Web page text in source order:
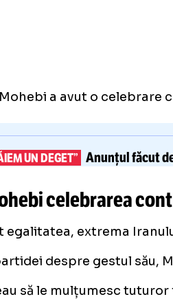
a avut o
UN DEGET” Anunțul făcut
celebrarea
egalitatea, extrema
despre gestul său,
să le mulțumesc